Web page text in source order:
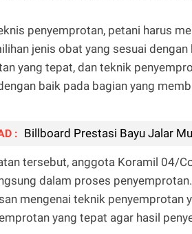
penyemprotan, petani harus
jenis obat yang sesuai
yang tepat, dan teknik
baik pada bagian yang
: Billboard Prestasi Bayu Jalar
tersebut, anggota Koramil 04/
dalam proses
mengenai teknik penyemprotan
yang tepat agar hasil